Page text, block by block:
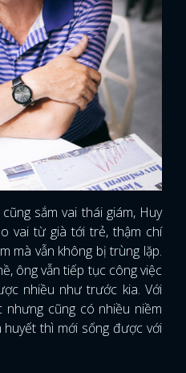
sắm vai thái giám, Huy
vai từ già tới trẻ, thậm chí
mà vẫn không bị trùng lặp.
ông vẫn tiếp tục công việc
nhiều như trước kia. Với
nhưng cũng có nhiều niềm
thì mới sống được với